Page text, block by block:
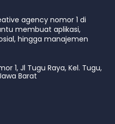
agency nomor 1 di
membuat aplikasi,
hingga manajemen
1, Jl Tugu Raya, Kel. Tugu,
Barat